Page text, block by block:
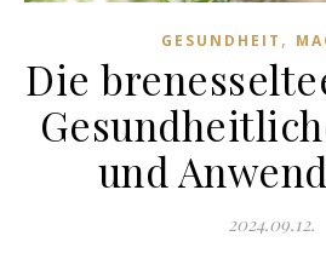
GESUNDHEIT ,
Die
und
2024.09.12.